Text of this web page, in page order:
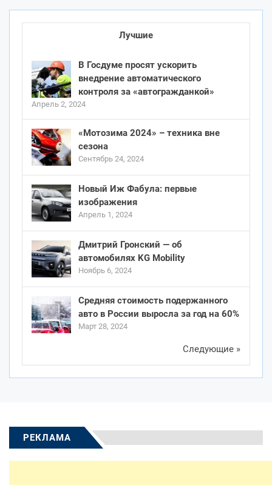
Лучшие
В Госдуме просят ускорить
внедрение автоматического
контроля за «автогражданкой»
Апрель 2, 2024
«Мотозима 2024» – техника вне
сезона
Сентябрь 24, 2024
Новый Иж Фабула: первые
изображения
Апрель 1, 2024
Дмитрий Гронский — об
автомобилях KG Mobility
Ноябрь 6, 2024
Средняя стоимость подержанного
авто в России выросла за год на 60%
Март 28, 2024
Следующие »
РЕКЛАМА